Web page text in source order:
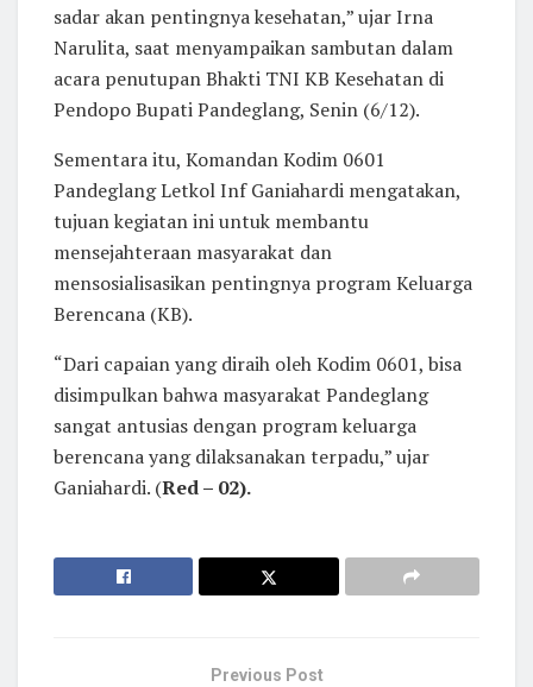
sadar akan pentingnya kesehatan,” ujar Irna
Narulita, saat menyampaikan sambutan dalam
acara penutupan Bhakti TNI KB Kesehatan di
Pendopo Bupati Pandeglang, Senin (6/12).
Sementara itu, Komandan Kodim 0601
Pandeglang Letkol Inf Ganiahardi mengatakan,
tujuan kegiatan ini untuk membantu
mensejahteraan masyarakat dan
mensosialisasikan pentingnya program Keluarga
Berencana (KB).
“Dari capaian yang diraih oleh Kodim 0601, bisa
disimpulkan bahwa masyarakat Pandeglang
sangat antusias dengan program keluarga
berencana yang dilaksanakan terpadu,” ujar
Ganiahardi. (Red – 02).
Previous Post